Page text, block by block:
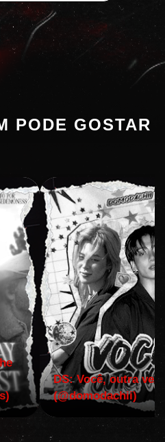
PODE GOSTAR
DS: Você, outra vez!
(@domodachii)